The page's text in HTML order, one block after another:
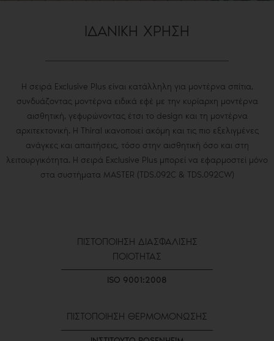
ΙΔΑΝΙΚΗ ΧΡΗΣΗ
Η σειρά Exclusive Plus είναι κατάλληλη για μοντέρνα σπίτια,
συνδυάζοντας μοντέρνα ειδικά εφέ με την κυρίαρχη μοντέρνα
αισθητική, γεφυρώνοντας έτσι το design και τη μοντέρνα
αρχιτεκτονική. Η Thiral ικανοποιεί ακόμη και τις πιο εξελιγμένες
ανάγκες και απαιτήσεις, τόσο στην αισθητική όσο και στη
λειτουργικότητα. Η σειρά Exclusive Plus μπορεί να εφαρμοστεί μόνο
στα συστήματα MASTER (TDS.092C & TDS.092CW)
ΠΙΣΤΟΠΟΙΗΣΗ ΔΙΑΣΦΑΛΙΣΗΣ
ΠΟΙΟΤΗΤΑΣ
ISO 9001:2008
ΠΙΣΤΟΠΟΙΗΣΗ ΘΕΡΜΟΜΟΝΩΣΗΣ